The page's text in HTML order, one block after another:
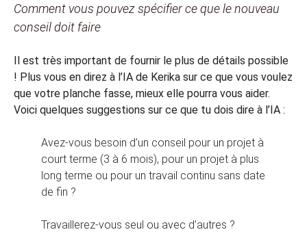
Comment vous pouvez spécifier ce que le nouveau
conseil doit faire
Il est très important de fournir le plus de détails possible
! Plus vous en direz à l’IA de Kerika sur ce que vous voulez
que votre planche fasse, mieux elle pourra vous aider.
Voici quelques suggestions sur ce que tu dois dire à l’IA :
Avez-vous besoin d’un conseil pour un projet à
court terme (3 à 6 mois), pour un projet à plus
long terme ou pour un travail continu sans date
de fin ?
Travaillerez-vous seul ou avec d’autres ?